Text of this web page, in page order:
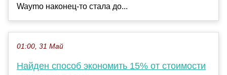
Waymo наконец-то стала до...
01:00, 31 Май
Найден способ экономить 15% от стоимости